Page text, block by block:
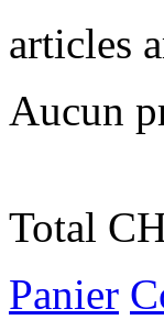
articles
Aucun
Total
Panier